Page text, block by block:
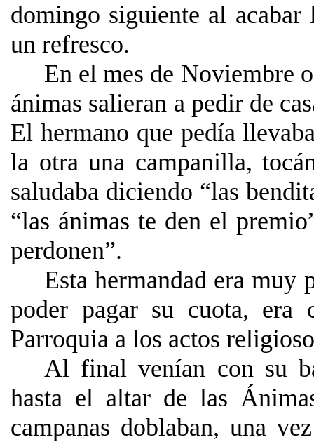
domingo siguiente al
un refresco.
En el mes de Noviembre
ánimas salieran a pedir de
El hermano que pedía
la otra una campanilla,
saludaba diciendo “las
“las ánimas te den el
perdonen”.
Esta hermandad era muy
poder pagar su cuota, era
Parroquia a los actos
Al final venían con su
hasta el altar de las
campanas doblaban, una